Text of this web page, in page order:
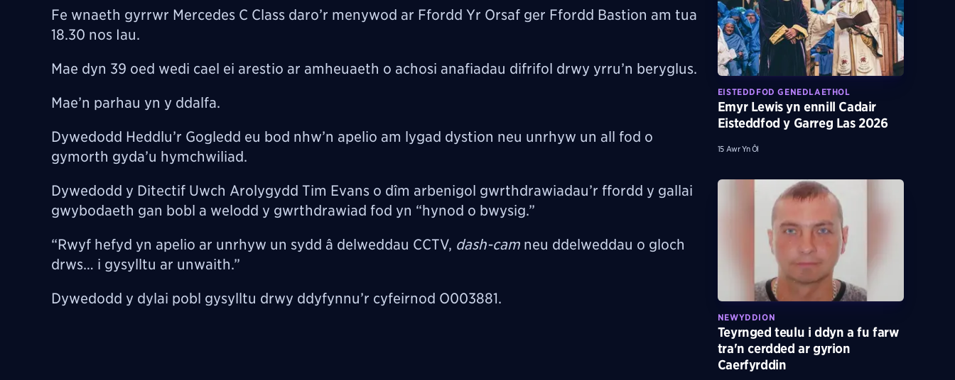
Fe wnaeth gyrrwr Mercedes C Class daro’r menywod ar Ffordd Yr Orsaf ger Ffordd Bastion am tua
18.30 nos Iau.
Mae dyn 39 oed wedi cael ei arestio ar amheuaeth o achosi anafiadau difrifol drwy yrru’n beryglus.
Mae’n parhau yn y ddalfa.
Dywedodd Heddlu’r Gogledd eu bod nhw’n apelio am lygad dystion neu unrhyw un all fod o
gymorth gyda’u hymchwiliad.
Dywedodd y Ditectif Uwch Arolygydd Tim Evans o dîm arbenigol gwrthdrawiadau’r ffordd y gallai
gwybodaeth gan bobl a welodd y gwrthdrawiad fod yn “hynod o bwysig.”
“Rwyf hefyd yn apelio ar unrhyw un sydd â delweddau CCTV, dash-cam neu ddelweddau o gloch
drws… i gysylltu ar unwaith.”
Dywedodd y dylai pobl gysylltu drwy ddyfynnu’r cyfeirnod O003881.
EISTEDDFOD GENEDLAETHOL
Emyr Lewis yn ennill Cadair
Eisteddfod y Garreg Las 2026
15 Awr Yn Ôl
NEWYDDION
Teyrnged teulu i ddyn a fu farw
tra'n cerdded ar gyrion
Caerfyrddin